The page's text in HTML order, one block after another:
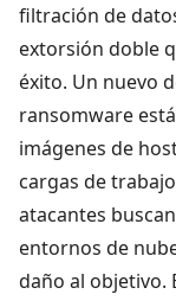
filtración de
extorsión doble
éxito. Un nuevo
ransomware
imágenes de
cargas de
atacantes
entornos de
daño al objetivo.